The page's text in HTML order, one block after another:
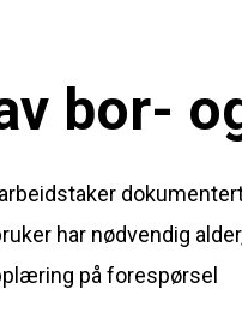
bor-
har nødvendig
på forespørsel